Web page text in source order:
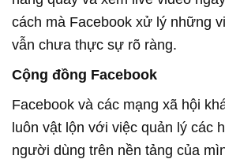
cách mà Facebook xử lý những
vẫn chưa thực sự rõ ràng.
Cộng đồng Facebook
Facebook và các mạng xã hội
luôn vật lộn với việc quản lý các
người dùng trên nền tảng của